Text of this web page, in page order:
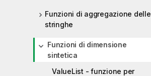
Funzioni di aggregazione delle
stringhe
Funzioni di dimensione
sintetica
ValueList - funzione per